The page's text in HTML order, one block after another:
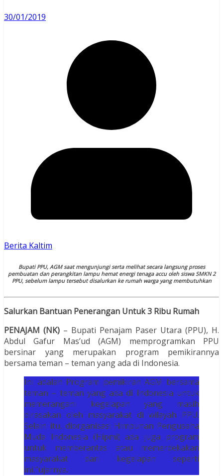
30/01/2019
Berita Kaltim
Bupati PPU, AGM saat mengunjungi serta melihat secara langsung proses
pembuatan dan perangkitan lampu hemat energi tenaga accu oleh siswa SMKN 2
PPU, sebelum lampu tersebut disalurkan ke rumah warga yang membutuhkan
Salurkan Bantuan Penerangan Untuk 3 Ribu Rumah
PENAJAM (NK) – Bupati Penajam Paser Utara (PPU), H.
Abdul Gafur Mas’ud (AGM) memprogramkan PPU
bersinar yang merupakan program pemikirannya
bersama teman – teman yang ada di Indonesia.
Ini adalah Program pemikiran AGM bersama
teman – teman yang ada di Indonesia untuk
memerangani kegelapan yang masih
dirasakan oleh masyarakat di wilayah PPU.
Selain itu, diorganisasi Himpunan Pengusaha
Muda Indonesia (Hipmi) ada juga program
untuk memberantas atau memerdekakan
masyarakat dari kegelapan seperti
ini,”ujarnya.